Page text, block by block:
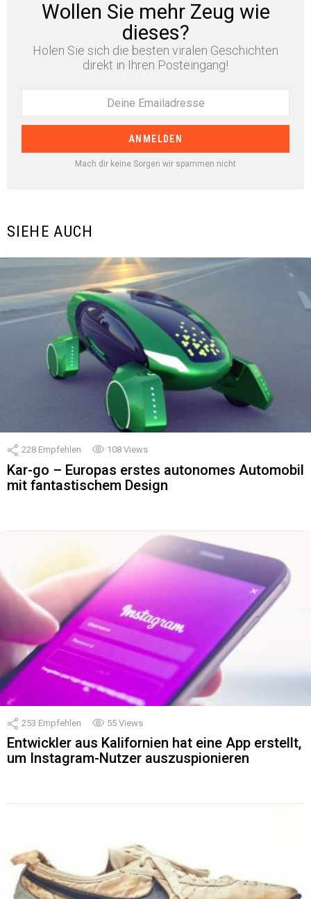
Wollen Sie mehr Zeug wie
dieses?
Holen Sie sich die besten viralen Geschichten
direkt in Ihren Posteingang!
Mach dir keine Sorgen wir spammen nicht
SIEHE AUCH
228 Empfehlen 108 Views
Kar-go – Europas erstes autonomes Automobil
mit fantastischem Design
253 Empfehlen 55 Views
Entwickler aus Kalifornien hat eine App erstellt,
um Instagram-Nutzer auszuspionieren